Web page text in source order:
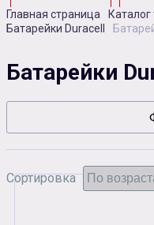
Чернила
Сувенирная
Аксессуары
Главная страница
Батарейки Duracell
Батарейки
Сортировка